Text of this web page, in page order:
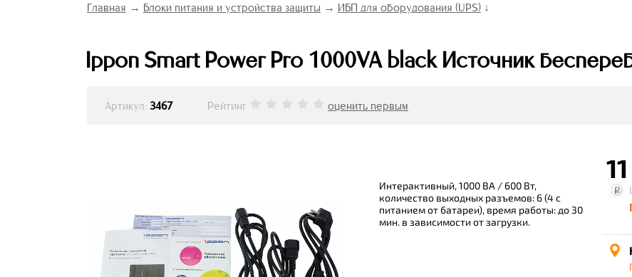
Главная → Блоки питания и устройства защиты → ИБП для оборудования (UPS) ↓
Ippon Smart Power Pro 1000VA black Источник
Артикул: 3467 Рейтинг оценить первым
Интерактивный, 1000 ВА / 600 Вт,
количество выходных разъемов: 6 (4 с
питанием от батареи), время работы: до 30
мин. в зависимости от загрузки.